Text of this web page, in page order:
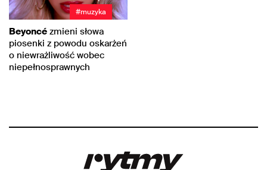
#muzyka
Beyoncé zmieni słowa
piosenki z powodu oskarżeń
o niewrażliwość wobec
niepełnosprawnych